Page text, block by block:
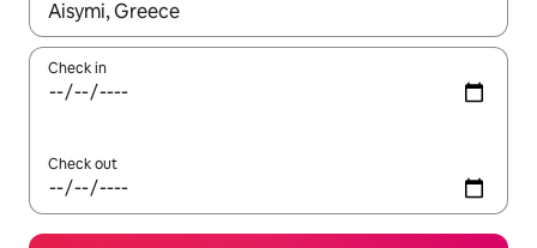
When results are available, navigate with the up and down
Check in
Check out